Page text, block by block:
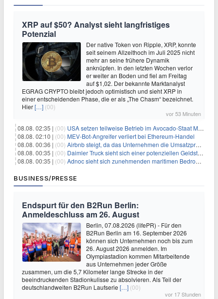
XRP auf $50? Analyst sieht langfristiges
Potenzial
Der native Token von Ripple, XRP, konnte
seit seinem Allzeithoch im Juli 2025 nicht
mehr an seine frühere Dynamik
anknüpfen. In den letzten Wochen verlor
er weiter an Boden und fiel am Freitag
auf $1,02. Der bekannte Marktanalyst
EGRAG CRYPTO bleibt jedoch optimistisch und sieht XRP in
einer entscheidenden Phase, die er als „The Chasm“ bezeichnet.
Hier[…] (00)
vor 53 Minuten
08.08. 02:35 | (00) USA setzen teilweise Betrieb im Avocado-Staat Michoacán in Mexiko wieder in Gang
08.08. 02:10 | (00) MEV-Bot-Angreifer verliert bei Ethereum-Handel
08.08. 00:36 | (00) Airbnb steigt, da das Unternehmen die Umsatzprognose anhebt und starkes Wachstum signalisiert
08.08. 00:35 | (00) Daimler Truck sieht sich einer potenziellen Geldstrafe von 1 Milliarde Euro aufgrund von EU-Emissionsvorschriften gegenüber
08.08. 00:35 | (00) Adnoc sieht sich zunehmenden maritimen Bedrohungen angesichts regionaler Spannungen gegenüber
BUSINESS/PRESSE
Endspurt für den B2Run Berlin:
Anmeldeschluss am 26. August
Berlin, 07.08.2026 (lifePR) - Für den
B2Run Berlin am 16. September 2026
können sich Unternehmen noch bis zum
26. August 2026 anmelden. Im
Olympiastadion kommen Mitarbeitende
aus Unternehmen jeder Größe
zusammen, um die 5,7 Kilometer lange Strecke in der
beeindruckenden Stadionkulisse zu absolvieren. Als Teil der
deutschlandweiten B2Run Laufserie […] (00)
vor 17 Stunden